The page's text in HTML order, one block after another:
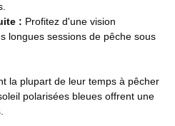
: Profitez d'une vision
longues sessions de pêche sous
la plupart de leur temps à pêcher
polarisées bleues offrent une